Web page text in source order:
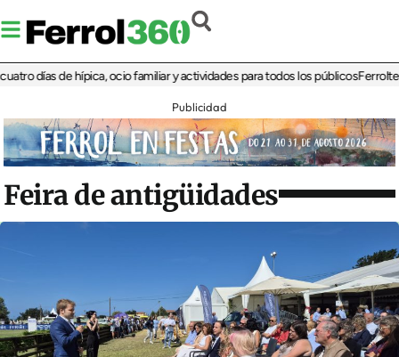
de hípica, ocio familiar y actividades para todos los públicosFerrolterra
Publicidad
Feira de antigüidades